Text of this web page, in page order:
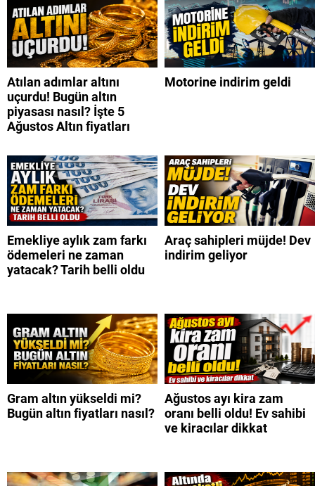
Atılan adımlar altını
uçurdu! Bugün altın
piyasası nasıl? İşte 5
Ağustos Altın fiyatları
Motorine indirim geldi
Emekliye aylık zam farkı
ödemeleri ne zaman
yatacak? Tarih belli oldu
Araç sahipleri müjde! Dev
indirim geliyor
Gram altın yükseldi mi?
Bugün altın fiyatları nasıl?
Ağustos ayı kira zam
oranı belli oldu! Ev sahibi
ve kiracılar dikkat